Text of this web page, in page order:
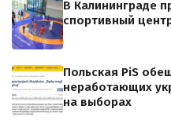
В Калининграде
спортивный
Польская PiS
неработающих
на выборах